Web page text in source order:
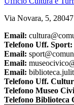
Via Novara, 5,
Email:
Telefono Uff. Sport:
Email:
Email:
Email:
Telefono Uff.
Telefono Museo
Telefono Biblioteca